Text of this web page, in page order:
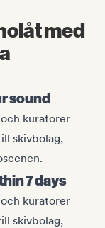
med
sound
kuratorer
skivbolag,
7 days
kuratorer
skivbolag,